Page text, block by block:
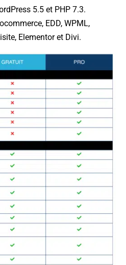
5.5 et PHP 7.3.
EDD, WPML,
Elementor et Divi.